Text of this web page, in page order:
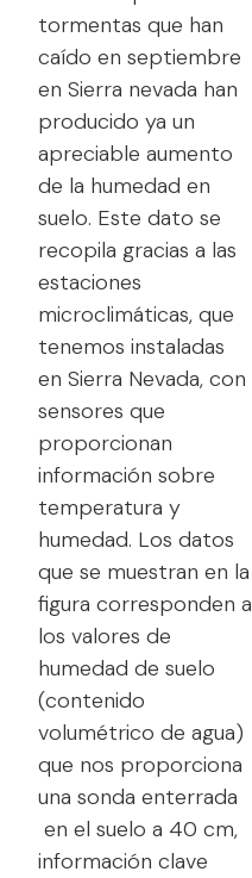
tormentas que han
caído en septiembre
en Sierra nevada han
producido ya un
apreciable aumento
de la humedad en
suelo. Este dato se
recopila gracias a las
estaciones
microclimáticas, que
tenemos instaladas
en Sierra Nevada, con
sensores que
proporcionan
información sobre
temperatura y
humedad. Los datos
que se muestran en la
figura corresponden a
los valores de
humedad de suelo
(contenido
volumétrico de agua)
que nos proporciona
una sonda enterrada
en el suelo a 40 cm,
información clave